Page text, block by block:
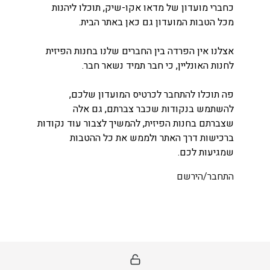
כחברי מועדון של מדאו אקו-שיק, תוכלו ליהנות
מכל הטבות המועדון גם כאן באתר הבית.
אצלנו אין הפרדה בין החברים שלנו בחנות הפיזית
לחנות האונליין, כי חבר תמיד נשאר חבר.
פה תוכלו להתחבר לכרטיס המועדון שלכם,
להשתמש בנקודות שכבר צברתם, גם אלה
שצברתם בחנות הפיזית, להמשיך לצבור עוד נקודות
ברכישות דרך האתר ולממש את כל ההטבות
שמגיעות לכם.
התחבר/הירשם